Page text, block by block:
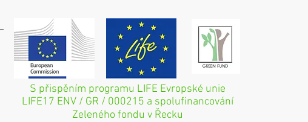
S přispěním programu LIFE Evropské unie
LIFE17 ENV / GR / 000215 a spolufinancování
Zeleného fondu v Řecku